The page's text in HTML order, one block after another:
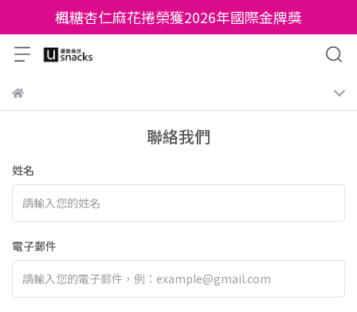
楓糖杏仁麻花捲榮獲2026年國際金牌獎
聯絡我們
姓名
電子郵件